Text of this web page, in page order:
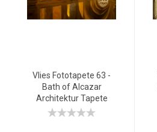
Vlies Fototapete 63 -
Bath of Alcazar
Architektur Tapete
Arkaden 3D